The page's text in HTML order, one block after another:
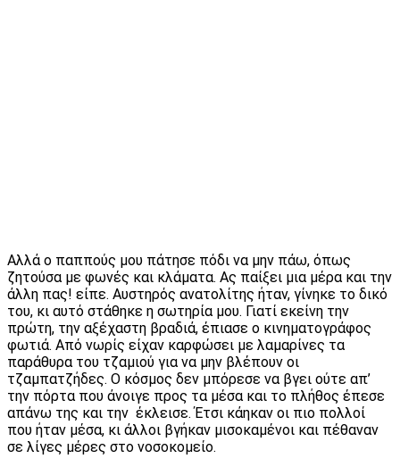
Αλλά ο παππούς μου πάτησε πόδι να μην πάω, όπως
ζητούσα με φωνές και κλάματα. Ας παίξει μια μέρα και την
άλλη πας! είπε. Αυστηρός ανατολίτης ήταν, γίνηκε το δικό
του, κι αυτό στάθηκε η σωτηρία μου. Γιατί εκείνη την
πρώτη, την αξέχαστη βραδιά, έπιασε ο κινηματογράφος
φωτιά. Από νωρίς είχαν καρφώσει με λαμαρίνες τα
παράθυρα του τζαμιού για να μην βλέπουν οι
τζαμπατζήδες. Ο κόσμος δεν μπόρεσε να βγει ούτε απ’
την πόρτα που άνοιγε προς τα μέσα και το πλήθος έπεσε
απάνω της και την έκλεισε. Έτσι κάηκαν οι πιο πολλοί
που ήταν μέσα, κι άλλοι βγήκαν μισοκαμένοι και πέθαναν
σε λίγες μέρες στο νοσοκομείο.